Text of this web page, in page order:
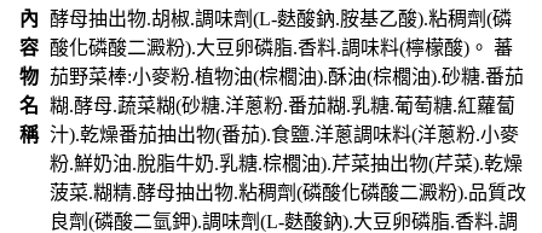
內
容
物
名
稱
酵母抽出物.胡椒.調味劑(L-麩酸鈉.胺基乙酸).粘稠劑(磷
酸化磷酸二澱粉).大豆卵磷脂.香料.調味料(檸檬酸)。 蕃
茄野菜棒:小麥粉.植物油(棕櫚油).酥油(棕櫚油).砂糖.番茄
糊.酵母.蔬菜糊(砂糖.洋蔥粉.番茄糊.乳糖.葡萄糖.紅蘿蔔
汁).乾燥番茄抽出物(番茄).食鹽.洋蔥調味料(洋蔥粉.小麥
粉.鮮奶油.脫脂牛奶.乳糖.棕櫚油).芹菜抽出物(芹菜).乾燥
菠菜.糊精.酵母抽出物.粘稠劑(磷酸化磷酸二澱粉).品質改
良劑(磷酸二氫鉀).調味劑(L-麩酸鈉).大豆卵磷脂.香料.調